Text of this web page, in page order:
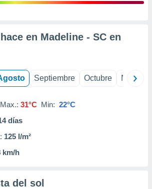
en Madeline - SC en
Septiembre Octubre
Max.: 31°C Min: 22°C
días
125 l/m²
km/h
del sol